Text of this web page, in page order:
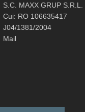
S.C. MAXX GRUP S.R.L.
Cui: RO 106635417
J04/1381/2004
Mail